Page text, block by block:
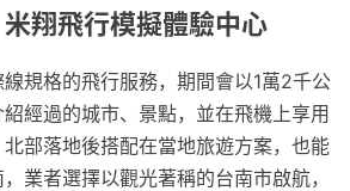
翔飛行模擬體驗中心
規格的飛行服務，期間會以1萬2千公
經過的城市、景點，並在飛機上享用
部落地後搭配在當地旅遊方案，也能
業者選擇以觀光著稱的台南市啟航，